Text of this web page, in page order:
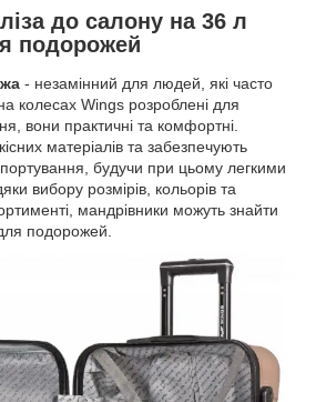
до салону на 36 л
подорожей
- незамінний для людей, які часто
колесах Wings розроблені для
вони практичні та комфортні.
матеріалів та забезпечують
будучи при цьому легкими
вибору розмірів, кольорів та
мандрівники можуть знайти
подорожей.